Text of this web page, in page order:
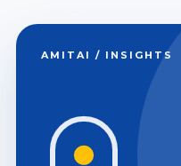
AMITAI / INSIGHTS